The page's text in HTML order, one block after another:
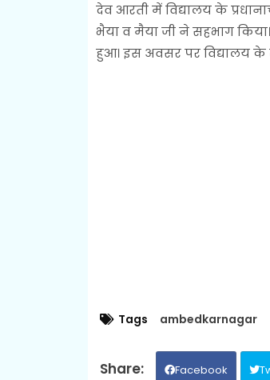
देव आरती में विद्यालय के
भैया व मैया जी ने सहभाग
हुआ। इस अवसर पर विद्यालय के
Tags ambedkarnagar
Facebook